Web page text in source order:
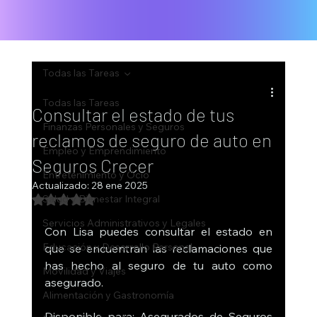
Todas las Tareas
Finanzas Personales y Seguros
Empleo y Emprendimiento
Entretenimiento y Ocio
Salud y Bienestar Integral
Servicios Administrativos y Legales
Educación y Desarrollo Personal
Movilidad y Viajes
Alimentación y Gastronomía
Todas las Tareas
Consultar el estado de tus
reclamos de seguro de auto en
Seguros Crecer
Actualizado: 28 ene 2025
Obtuvo NaN de 5 estrellas.
Con Lisa puedes consultar el estado en
que se encuentran las reclamaciones que
has hecho al seguro de tu auto como
asegurado.